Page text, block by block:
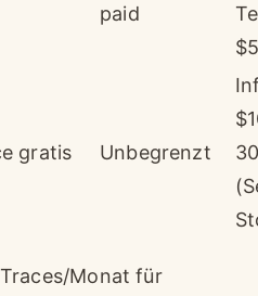
paid
gratis Unbegrenzt
Monat für